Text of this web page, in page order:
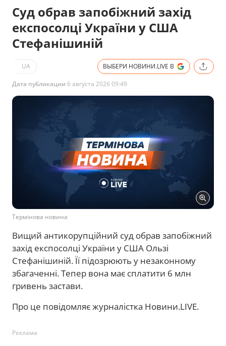
Суд обрав запобіжний захід
експосолці України у США
Стефанішиній
UA ВЫБЕРИ НОВИНИ.LIVE В
Дата публикации 6 августа 2026 09:49
Термінова новина
Вищий антикорупційний суд обрав запобіжний
захід експосолці України у США Ользі
Стефанішиній. Її підозрюють у незаконному
збагаченні. Тепер вона має сплатити 6 млн
гривень застави.
Про це повідомляє журналістка Новини.LIVE.
Реклама